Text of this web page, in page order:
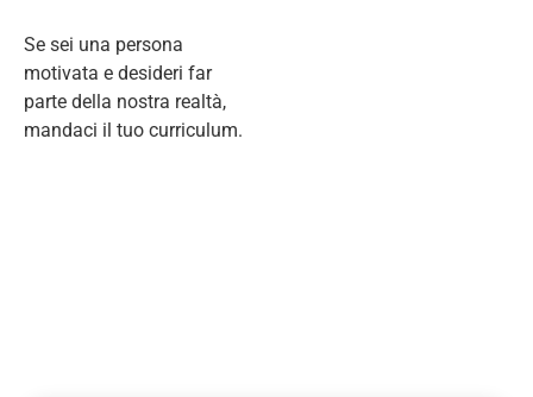
Se sei una persona
motivata e desideri far
parte della nostra realtà,
mandaci il tuo curriculum.